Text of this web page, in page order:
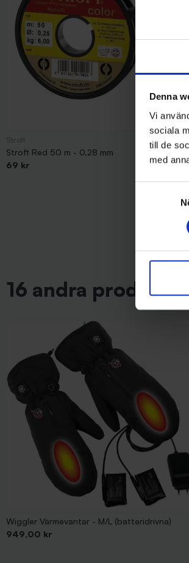
Denna
Vi
sociala
till de
med
Stroft Red 50 m - 0,28 mm
69 kr
16 andra
Wiggler Värmevantar - M/L (batteridrivna)
Pris
949,00 kr